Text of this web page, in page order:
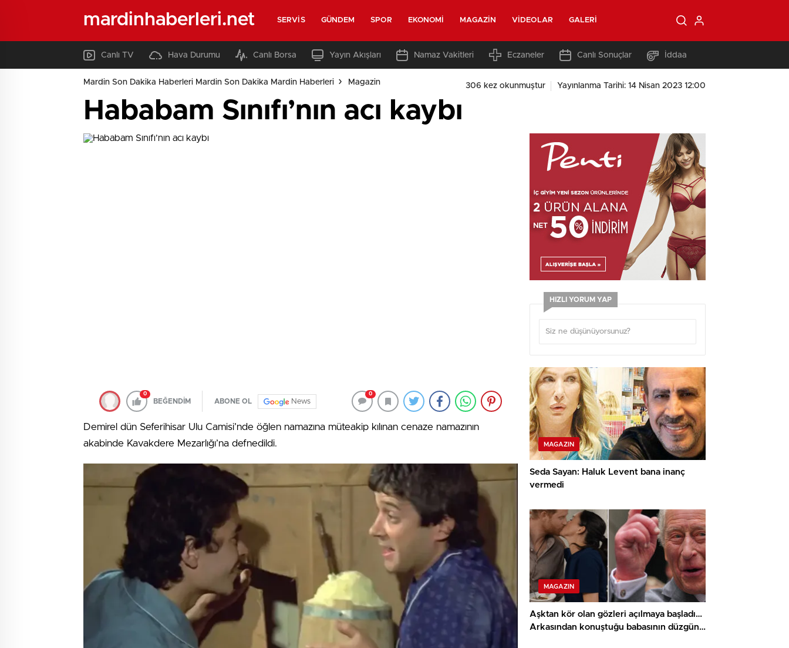
mardinhaberleri.net SERVIS GÜNDEM SPOR EKONOMI MAGAZIN VIDEOLAR GALERI
Canlı TV Hava Durumu Canlı Borsa Yayın Akışları Namaz Vakitleri Eczaneler Canlı Sonuçlar İddaa
Mardin Son Dakika Haberleri Mardin Son Dakika Mardin Haberleri Magazin 306 kez okunmuştur Yayınlanma Tarihi: 14 Nisan 2023 12:00
Hababam Sınıfı’nın acı kaybı
0
BEĞENDİM ABONE OL News
0
Demirel dün Seferihisar Ulu Camisi’nde öğlen namazına müteakip kılınan cenaze namazının
akabinde Kavakdere Mezarlığı’na defnedildi.
HIZLI YORUM YAP
MAGAZIN
Seda Sayan: Haluk Levent bana inanç
vermedi
MAGAZIN
Aşktan kör olan gözleri açılmaya başladı…
Arkasından konuştuğu babasının düzgün